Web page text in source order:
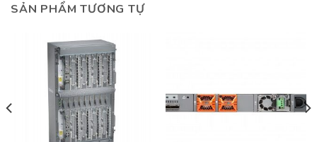
SẢN PHẨM TƯƠNG TỰ